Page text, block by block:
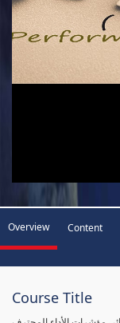
Overview Content
Course Title